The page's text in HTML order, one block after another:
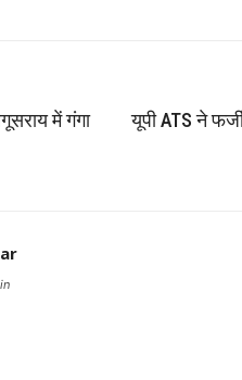
में गंगा
यूपी ATS ने